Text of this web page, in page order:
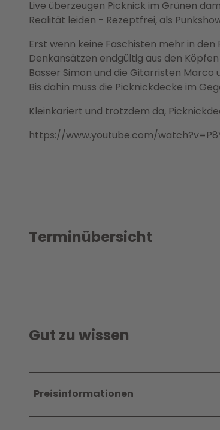
Live überzeugen Picknick im Grünen
Realität leiden - Rezeptfrei, als
Erst wenn keine Faschisten mehr in
Denkansätzen endgültig aus den
Basser Simon und die Gitarristen
Bis dahin muss die Picknickdecke im
Kleinkariert und trotzdem da,
https://www.youtube.com/
Terminübersicht
Gut zu wissen
Preisinformationen